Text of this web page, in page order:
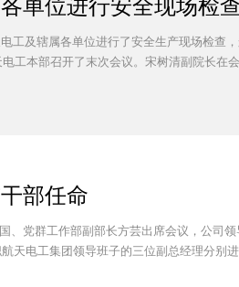
单位进行安全现场检
工及辖属各单位进行了安全生产现场检查
工本部召开了末次会议。宋树清副院长在
部任命
党群工作部副部长方芸出席会议，公司
天电工集团领导班子的三位副总经理分别